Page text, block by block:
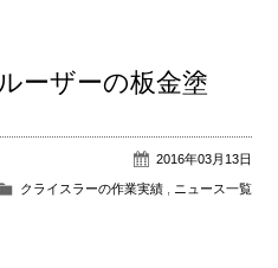
ーザーの板金塗
2016年03月13日
クライスラーの作業実績, ニュース一覧